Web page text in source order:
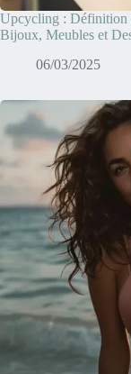
Upcycling : Définition
Bijoux, Meubles et
06/03/2025